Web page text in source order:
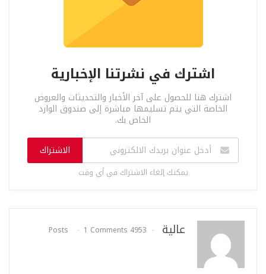
اشترك في نشرتنا الإخبارية
اشترك هنا للحصول على آخر الأخبار والتحديثات والعروض
الخاصة التي يتم تسليمها مباشرة إلى صندوق الوارد
الخاص بك.
الاشتراك
يمكنك إلغاء الاشتراك في أي وقت
عالية 4953 Posts
1 Comments